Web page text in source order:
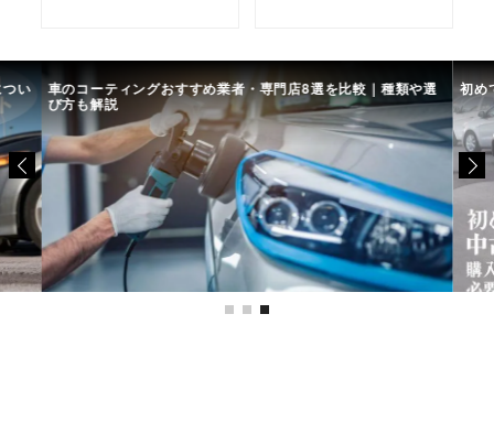
い 車のコーティングおすすめ業者・専門店8選を比較｜種類や選
び方も解説
初め